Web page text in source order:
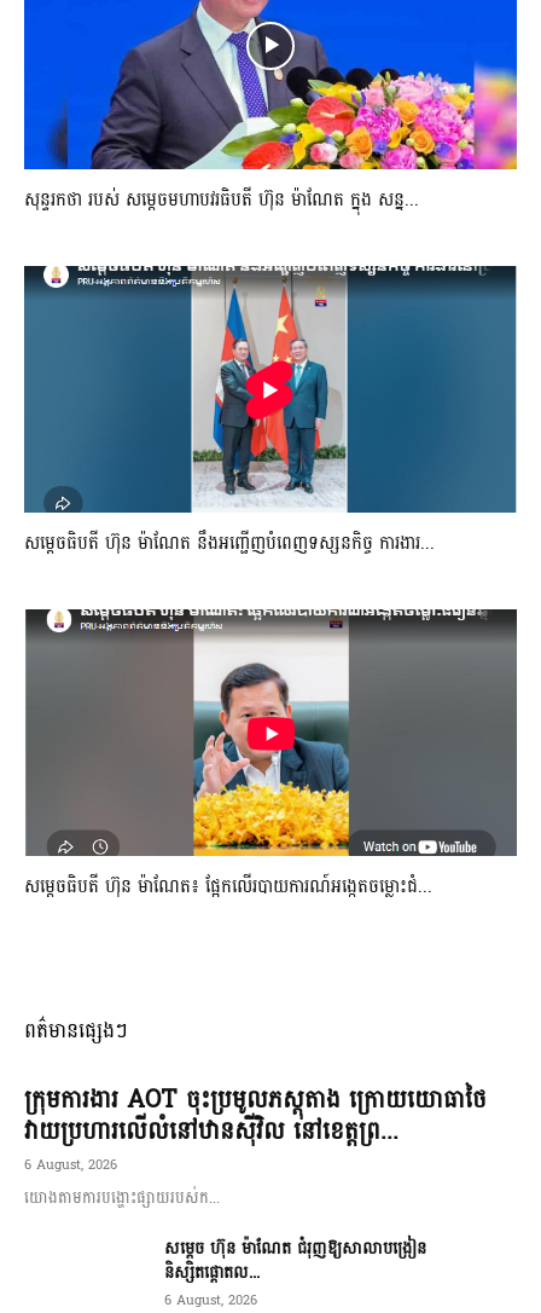
សុន្ទរកថា របស់ សម្ដេចមហាបវរធិបតី ហ៊ុន ម៉ាណែត ក្នុង សន្ន...
សម្តេចធិបតី ហ៊ុន ម៉ាណែត នឹងអញ្ជើញបំពេញទស្សនកិច្ច ការងារ...
សម្តេចធិបតី ហ៊ុន ម៉ាណែត៖ ផ្អែកលើរបាយការណ៍អង្កេតចម្លោះជំ...
ពត៌មានផ្សេងៗ
ក្រុមការងារ AOT ចុះប្រមូលភស្តុតាង ក្រោយយោធាថៃ
វាយប្រហារលើលំនៅឋានស៊ីវិល នៅខេត្តព្រ...
6 August, 2026
យោងតាមការបង្ហោះផ្សាយរបស់ក...
សម្តេច ហ៊ុន ម៉ាណែត ជំរុញឱ្យសាលាបង្រៀន
និស្សិតផ្តោតល...
6 August, 2026